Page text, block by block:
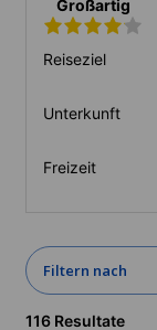
Großartig
Reiseziel
Unterkunft
Freizeit
Filtern nach
116 Resultate